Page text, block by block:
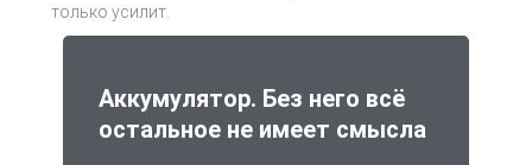
только усилит.
Аккумулятор. Без него всё
остальное не имеет смысла